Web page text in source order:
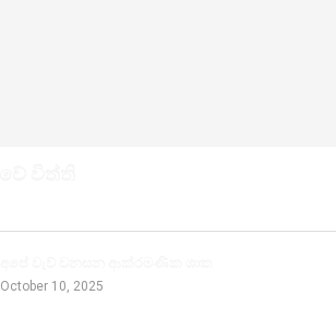
October 10, 2025